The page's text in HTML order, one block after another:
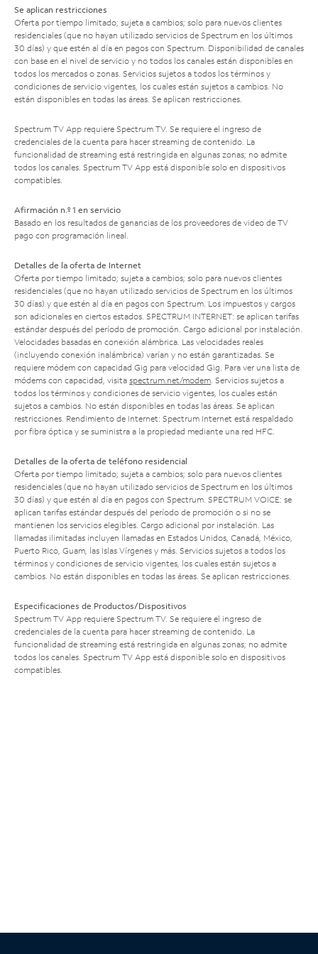
Se aplican restricciones
Oferta por tiempo limitado; sujeta a cambios; solo para nuevos clientes
residenciales (que no hayan utilizado servicios de Spectrum en los últimos
30 días) y que estén al día en pagos con Spectrum. Disponibilidad de canales
con base en el nivel de servicio y no todos los canales están disponibles en
todos los mercados o zonas. Servicios sujetos a todos los términos y
condiciones de servicio vigentes, los cuales están sujetos a cambios. No
están disponibles en todas las áreas. Se aplican restricciones.
Spectrum TV App requiere Spectrum TV. Se requiere el ingreso de
credenciales de la cuenta para hacer streaming de contenido. La
funcionalidad de streaming está restringida en algunas zonas; no admite
todos los canales. Spectrum TV App está disponible solo en dispositivos
compatibles.
Afirmación n.º 1 en servicio
Basado en los resultados de ganancias de los proveedores de video de TV
pago con programación lineal.
Detalles de la oferta de Internet
Oferta por tiempo limitado; sujeta a cambios; solo para nuevos clientes
residenciales (que no hayan utilizado servicios de Spectrum en los últimos
30 días) y que estén al día en pagos con Spectrum. Los impuestos y cargos
son adicionales en ciertos estados. SPECTRUM INTERNET: se aplican tarifas
estándar después del período de promoción. Cargo adicional por instalación.
Velocidades basadas en conexión alámbrica. Las velocidades reales
(incluyendo conexión inalámbrica) varían y no están garantizadas. Se
requiere módem con capacidad Gig para velocidad Gig. Para ver una lista de
módems con capacidad, visita spectrum.net/modem . Servicios sujetos a
todos los términos y condiciones de servicio vigentes, los cuales están
sujetos a cambios. No están disponibles en todas las áreas. Se aplican
restricciones. Rendimiento de Internet: Spectrum Internet está respaldado
por fibra óptica y se suministra a la propiedad mediante una red HFC.
Detalles de la oferta de teléfono residencial
Oferta por tiempo limitado; sujeta a cambios; solo para nuevos clientes
residenciales (que no hayan utilizado servicios de Spectrum en los últimos
30 días) y que estén al día en pagos con Spectrum. SPECTRUM VOICE: se
aplican tarifas estándar después del período de promoción o si no se
mantienen los servicios elegibles. Cargo adicional por instalación. Las
llamadas ilimitadas incluyen llamadas en Estados Unidos, Canadá, México,
Puerto Rico, Guam, las Islas Vírgenes y más. Servicios sujetos a todos los
términos y condiciones de servicio vigentes, los cuales están sujetos a
cambios. No están disponibles en todas las áreas. Se aplican restricciones.
Especificaciones de Productos/Dispositivos
Spectrum TV App requiere Spectrum TV. Se requiere el ingreso de
credenciales de la cuenta para hacer streaming de contenido. La
funcionalidad de streaming está restringida en algunas zonas; no admite
todos los canales. Spectrum TV App está disponible solo en dispositivos
compatibles.